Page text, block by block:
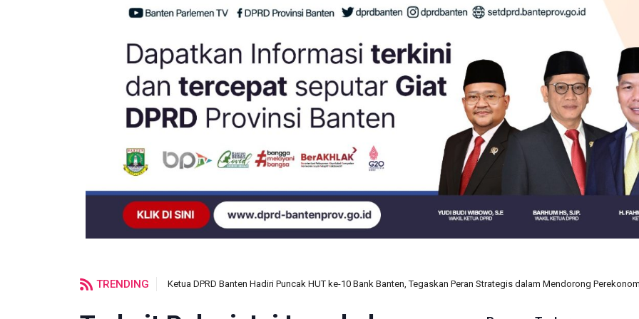
TRENDING Ketua DPRD Banten Hadiri Puncak HUT ke-10 Bank Banten, Tegaskan Peran Strategis dalam Mendorong